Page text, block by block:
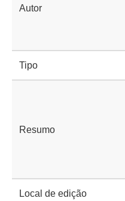
Autor
Tipo
Resumo
Local de edição